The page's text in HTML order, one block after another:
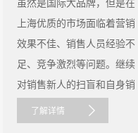
上海优质的市场面临着营销
效果不佳、销售人员经验不
足、竞争激烈等问题。继续
对销售新人的扫盲和自身销
售......
了解详情